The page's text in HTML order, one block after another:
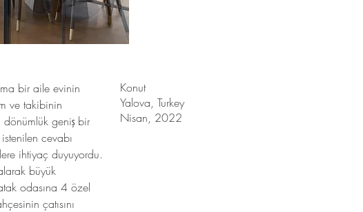
bir aile evinin
ve takibinin
dönümlük geniş bir
cevabı
ihtiyaç duyuyordu.
büyük
odasına 4 özel
çatısını
Konut
Yalova, Turkey
Nisan, 2022